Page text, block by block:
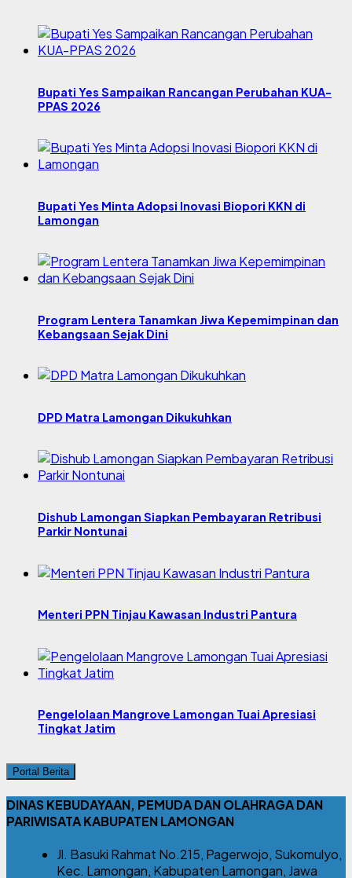
Bupati Yes Sampaikan Rancangan Perubahan KUA-
PPAS 2026
Bupati Yes Minta Adopsi Inovasi Biopori KKN di
Lamongan
Program Lentera Tanamkan Jiwa Kepemimpinan dan
Kebangsaan Sejak Dini
DPD Matra Lamongan Dikukuhkan
Dishub Lamongan Siapkan Pembayaran Retribusi
Parkir Nontunai
Menteri PPN Tinjau Kawasan Industri Pantura
Pengelolaan Mangrove Lamongan Tuai Apresiasi
Tingkat Jatim
Portal Berita
DINAS KEBUDAYAAN, PEMUDA DAN OLAHRAGA DAN
PARIWISATA KABUPATEN LAMONGAN
Jl. Basuki Rahmat No.215, Pagerwojo, Sukomulyo,
Kec. Lamongan, Kabupaten Lamongan, Jawa